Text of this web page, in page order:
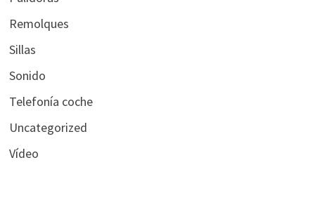
Remolques
Sillas
Sonido
Telefonía coche
Uncategorized
Vídeo